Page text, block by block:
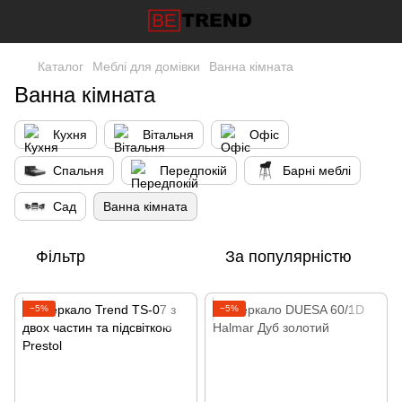
Каталог Меблі для домівки Ванна кімната
Ванна кімната
Кухня Вітальня Офіс
Спальня Передпокій Барні меблі
Сад Ванна кімната
Фільтр За популярністю
−5% −5%